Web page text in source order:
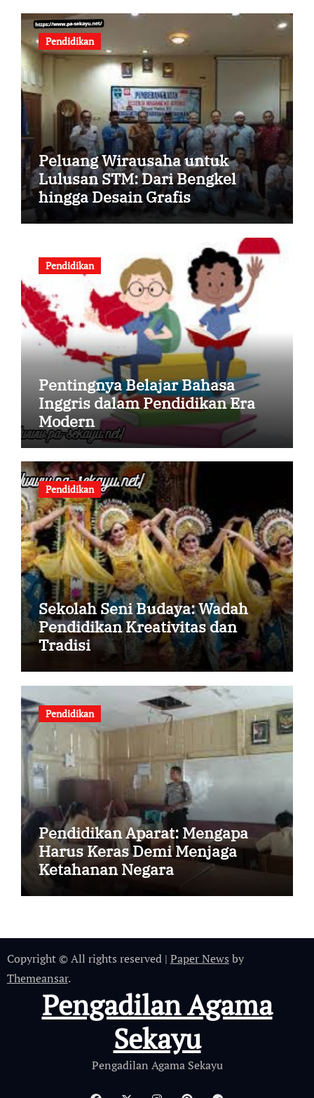
Pendidikan
Peluang Wirausaha untuk
Lulusan STM: Dari Bengkel
hingga Desain Grafis
Pendidikan
Pentingnya Belajar Bahasa
Inggris dalam Pendidikan Era
Modern
Pendidikan
Sekolah Seni Budaya: Wadah
Pendidikan Kreativitas dan
Tradisi
Pendidikan
Pendidikan Aparat: Mengapa
Harus Keras Demi Menjaga
Ketahanan Negara
Copyright © All rights reserved | Paper News by
Themeansar.
Pengadilan Agama
Sekayu
Pengadilan Agama Sekayu